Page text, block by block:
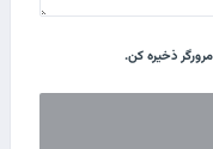
ذخیره کن.